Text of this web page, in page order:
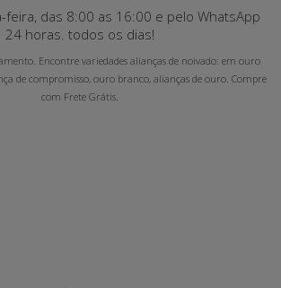
feira, das 8:00 as 16:00 e pelo WhatsApp
24 horas. todos os dias!
Encontre variedades alianças de noivado: em ouro
de compromisso, ouro branco, alianças de ouro. Compre
com Frete Grátis.